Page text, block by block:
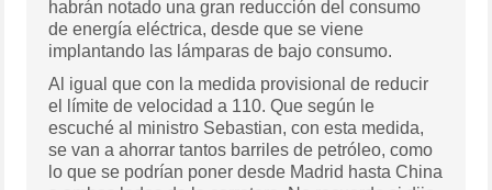
habrán notado una gran reducción del consumo
de energía eléctrica, desde que se viene
implantando las lámparas de bajo consumo.
Al igual que con la medida provisional de reducir
el límite de velocidad a 110. Que según le
escuché al ministro Sebastian, con esta medida,
se van a ahorrar tantos barriles de petróleo, como
lo que se podrían poner desde Madrid hasta China